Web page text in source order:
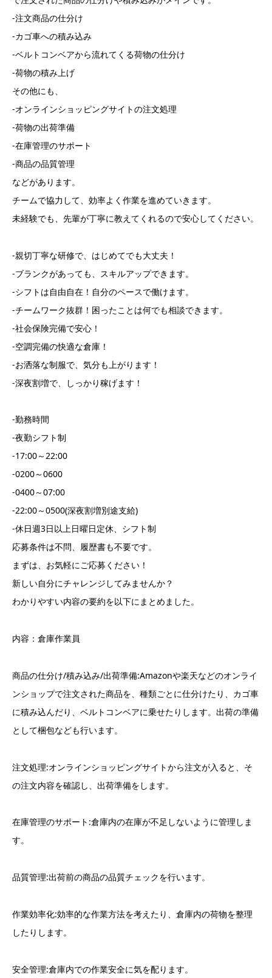
-注文商品の仕分け
-カゴ車への積み込み
-ベルトコンベアから流れてくる荷物の仕分け
-荷物の積み上げ
その他にも、
-オンラインショッピングサイトの注文処理
-荷物の出荷準備
-在庫管理のサポート
-商品の品質管理
などがあります。
チームで協力して、効率よく作業を進めていきます。
未経験でも、先輩が丁寧に教えてくれるので安心してください。
-親切丁寧な研修で、はじめてでも大丈夫！
-ブランクがあっても、スキルアップできます。
-シフトは自由自在！自分のペースで働けます。
-チームワーク抜群！困ったことは何でも相談できます。
-社会保険完備で安心！
-空調完備の快適な倉庫！
-お洒落な制服で、気分も上がります！
-深夜割増で、しっかり稼げます！
-勤務時間
-夜勤シフト制
-17:00～22:00
-0200～0600
-0400～07:00
-22:00～0500(深夜割増別途支給)
-休日週3日以上日曜日定休、シフト制
応募条件は不問、履歴書も不要です。
まずは、お気軽にご応募ください！
新しい自分にチャレンジしてみませんか？
わかりやすい内容の要約を以下にまとめました。
内容：倉庫作業員
商品の仕分け/積み込み/出荷準備:Amazonや楽天などのオンライ
ンショップで注文された商品を、種類ごとに仕分けたり、カゴ車
に積み込んだり、ベルトコンベアに乗せたりします。出荷の準備
として梱包なども行います。
注文処理:オンラインショッピングサイトから注文が入ると、そ
の注文内容を確認し、出荷準備をします。
在庫管理のサポート:倉庫内の在庫が不足しないように管理しま
す。
品質管理:出荷前の商品の品質チェックを行います。
作業効率化:効率的な作業方法を考えたり、倉庫内の荷物を整理
したりします。
安全管理:倉庫内での作業安全に気を配ります。